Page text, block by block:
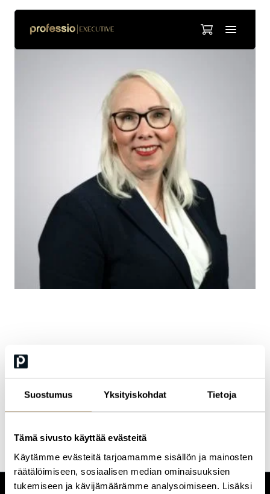
Suostumus Yksityiskohdat Tietoja
Tämä sivusto käyttää evästeitä
Käytämme evästeitä tarjoamamme sisällön ja mainosten
räätälöimiseen, sosiaalisen median ominaisuuksien
tukemiseen ja kävijämäärämme analysoimiseen. Lisäksi
Nissi